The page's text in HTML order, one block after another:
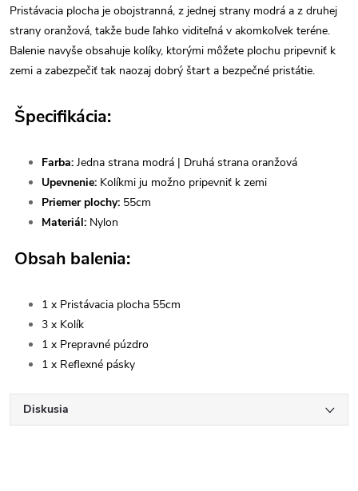
Pristávacia plocha je obojstranná, z jednej strany modrá a z druhej
strany oranžová, takže bude ľahko viditeľná v akomkoľvek teréne.
Balenie navyše obsahuje kolíky, ktorými môžete plochu pripevniť k
zemi a zabezpečiť tak naozaj dobrý štart a bezpečné pristátie.
Špecifikácia:
Farba: Jedna strana modrá | Druhá strana oranžová
Upevnenie: Kolíkmi ju možno pripevniť k zemi
Priemer plochy: 55cm
Materiál: Nylon
Obsah balenia:
1 x Pristávacia plocha 55cm
3 x Kolík
1 x Prepravné púzdro
1 x Reflexné pásky
Diskusia